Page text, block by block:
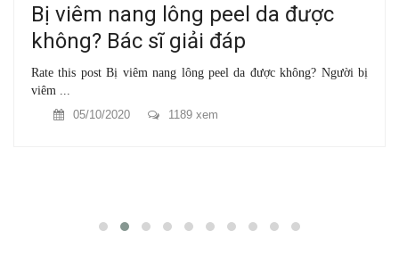
Bị viêm nang lông peel da được
không? Bác sĩ giải đáp
Rate this post Bị viêm nang lông peel da được không? Người bị
viêm ...
05/10/2020
1189 xem